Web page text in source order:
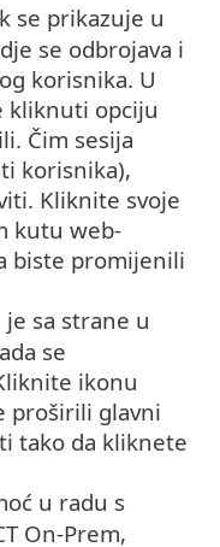
se prikazuje u
se odbrojava i
korisnika. U
kliknuti opciju
Čim sesija
korisnika),
Kliknite svoje
kutu web-
biste promijenili
sa strane u
se
ikonu
proširili glavni
tako da kliknete
u radu s
On-Prem,